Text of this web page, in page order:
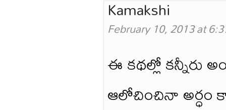
Kamakshi
February 10, 2013 at
ఈ కథల్లో కన్నీరు
ఆలోచించినా అర్ధం